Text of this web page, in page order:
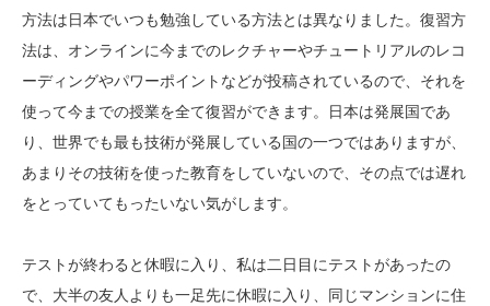
方法は日本でいつも勉強している方法とは異なりました。復習方
法は、オンラインに今までのレクチャーやチュートリアルのレコ
ーディングやパワーポイントなどが投稿されているので、それを
使って今までの授業を全て復習ができます。日本は発展国であ
り、世界でも最も技術が発展している国の一つではありますが、
あまりその技術を使った教育をしていないので、その点では遅れ
をとっていてもったいない気がします。
テストが終わると休暇に入り、私は二日目にテストがあったの
で、大半の友人よりも一足先に休暇に入り、同じマンションに住